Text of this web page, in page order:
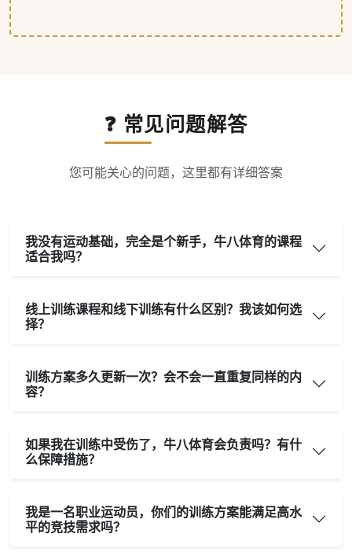
❓ 常见问题解答
您可能关心的问题，这里都有详细答案
我没有运动基础，完全是个新手，牛八体育的课程
适合我吗？
线上训练课程和线下训练有什么区别？我该如何选
择？
训练方案多久更新一次？会不会一直重复同样的内
容？
如果我在训练中受伤了，牛八体育会负责吗？有什
么保障措施？
我是一名职业运动员，你们的训练方案能满足高水
平的竞技需求吗？